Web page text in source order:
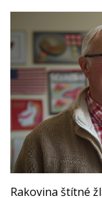
Rakovina štítné